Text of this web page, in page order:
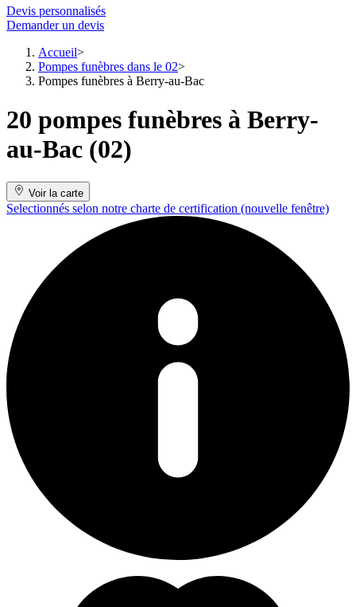
Devis personnalisés
Demander un devis
Accueil
Pompes funèbres dans le 02
Pompes funèbres à Berry-au-Bac
20 pompes funèbres à Berry-
au-Bac (02)
Voir la carte
Selectionnés selon notre charte de certification (nouvelle fenêtre)